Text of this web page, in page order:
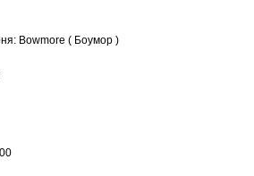
Bowmore ( Боумор )